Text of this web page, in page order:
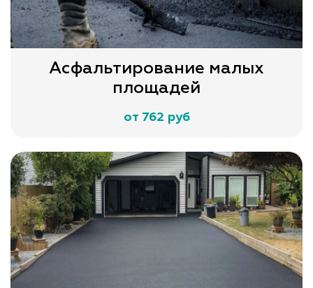
Асфальтирование малых
площадей
от 762 руб